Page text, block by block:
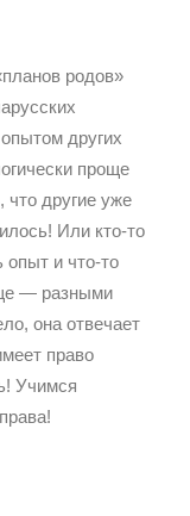
родов»
других
проще
что другие уже
Или кто-то
опыт и что-то
— разными
она отвечает
право
Учимся